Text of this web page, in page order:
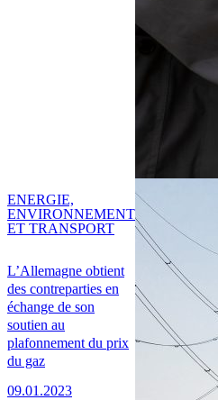
L’Allemagne obtient
des contreparties en
échange de son
soutien au
plafonnement du prix
du gaz
09.01.2023
ENERGIE,
ENVIRONNEMENT
ET TRANSPORT